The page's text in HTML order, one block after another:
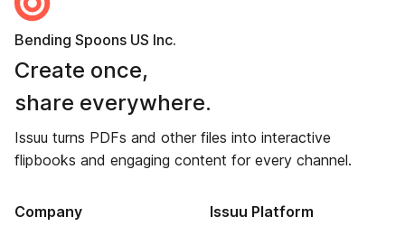
Bending Spoons US Inc.
Create once,
share everywhere.
Issuu turns PDFs and other files into interactive
flipbooks and engaging content for every channel.
Company Issuu Platform